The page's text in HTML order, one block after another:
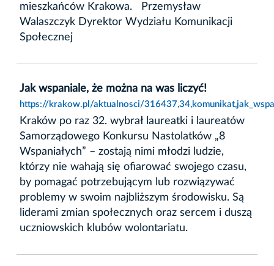
mieszkańców Krakowa. Przemysław
Walaszczyk Dyrektor Wydziału Komunikacji
Społecznej
Jak wspaniale, że można na was liczyć!
https://krakow.pl/aktualnosci/
Kraków po raz 32. wybrał laureatki i laureatów
Samorządowego Konkursu Nastolatków „8
Wspaniałych” – zostają nimi młodzi ludzie,
którzy nie wahają się ofiarować swojego czasu,
by pomagać potrzebującym lub rozwiązywać
problemy w swoim najbliższym środowisku. Są
liderami zmian społecznych oraz sercem i duszą
uczniowskich klubów wolontariatu.